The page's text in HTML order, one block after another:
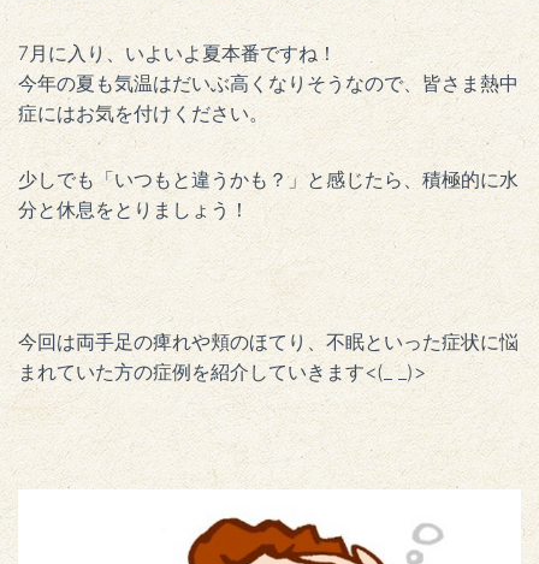
7月に入り、いよいよ夏本番ですね！
今年の夏も気温はだいぶ高くなりそうなので、皆さま熱中
症にはお気を付けください。
少しでも「いつもと違うかも？」と感じたら、積極的に水
分と休息をとりましょう！
今回は両手足の痺れや頬のほてり、不眠といった症状に悩
まれていた方の症例を紹介していきます<(_ _)>